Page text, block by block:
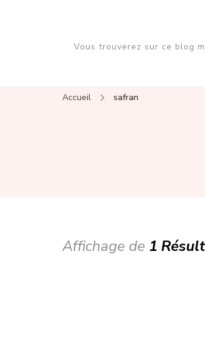
Vous trouverez sur ce blog
Accueil safran
Affichage de 1